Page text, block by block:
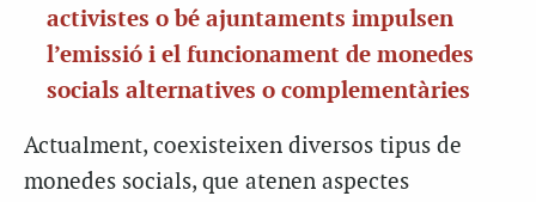
activistes o bé ajuntaments impulsen
l’emissió i el funcionament de monedes
socials alternatives o complementàries
Actualment, coexisteixen diversos tipus de
monedes socials, que atenen aspectes